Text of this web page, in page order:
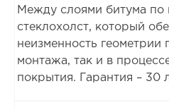
Между слоями битума по
стеклохолст, который
неизменность геометрии
монтажа, так и в
покрытия. Гарантия – 30